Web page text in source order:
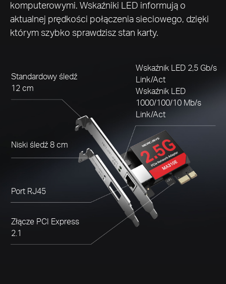
komputerowymi. Wskaźniki LED informują o
aktualnej prędkości połączenia sieciowego, dzięki
którym szybko sprawdzisz stan karty.
Standardowy śledź
12 cm
Niski śledź 8 cm
Wskaźnik LED 2,5 Gb/s
Link/Act
Wskaźnik LED
1000/100/10 Mb/s
Link/Act
Złącze PCI Express
2.1
Port RJ45